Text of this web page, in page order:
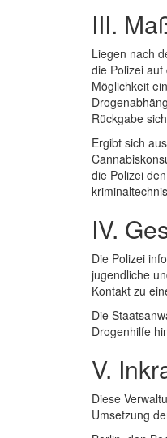
III.
Liegen nach
die Polizei
Möglichkeit
Rückgabe
Ergibt sich
die Polizei
IV.
Die Polizei
jugendliche
Kontakt zu
Die
Drogenhilfe
V.
Diese
Umsetzung